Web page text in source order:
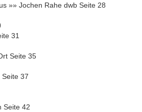
»» Jochen Rahe dwb Seite 28
31
Seite 35
Seite 37
Seite 42